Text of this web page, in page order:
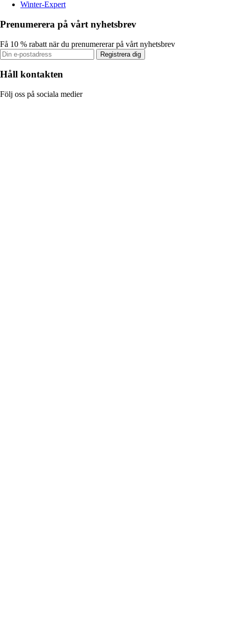
Winter-Expert
Prenumerera på vårt nyhetsbrev
Få 10 % rabatt när du prenumererar på vårt nyhetsbrev
Registrera dig
Håll kontakten
Följ oss på sociala medier